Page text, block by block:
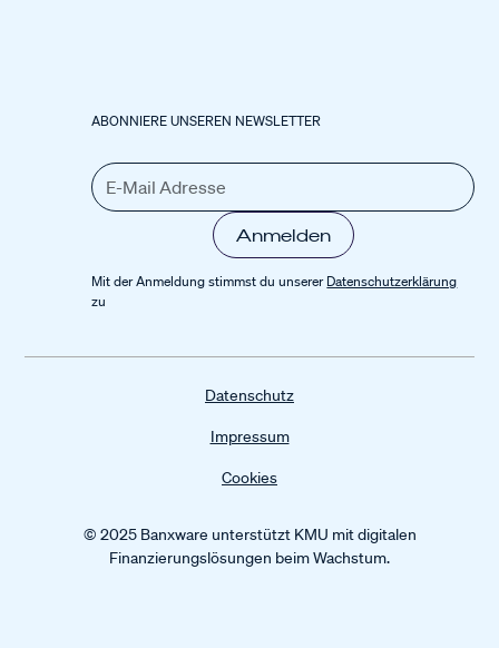
ABONNIERE UNSEREN NEWSLETTER
Mit der Anmeldung stimmst du unsererDatenschutz­erklärung
zu
Datenschutz
Impressum
Cookies
© 2025 Banxware unterstützt KMU mit digitalen
Finanzierungslösungen beim Wachstum.